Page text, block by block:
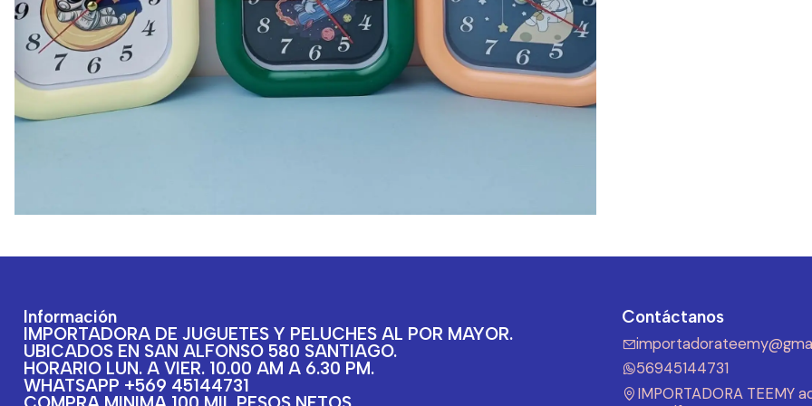
Información
IMPORTADORA DE JUGUETES Y PELUCHES AL POR MAYOR.
UBICADOS EN SAN ALFONSO 580 SANTIAGO.
HORARIO LUN. A VIER. 10.00 AM A 6.30 PM.
WHATSAPP +569 45144731
Contáctanos
56945144731
IMPORTADORA TEEMY